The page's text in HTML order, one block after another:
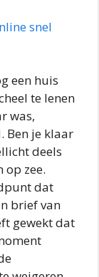
snel
een huis
te lenen
was,
Ben je klaar
deels
op zee.
dat
brief van
gewekt dat